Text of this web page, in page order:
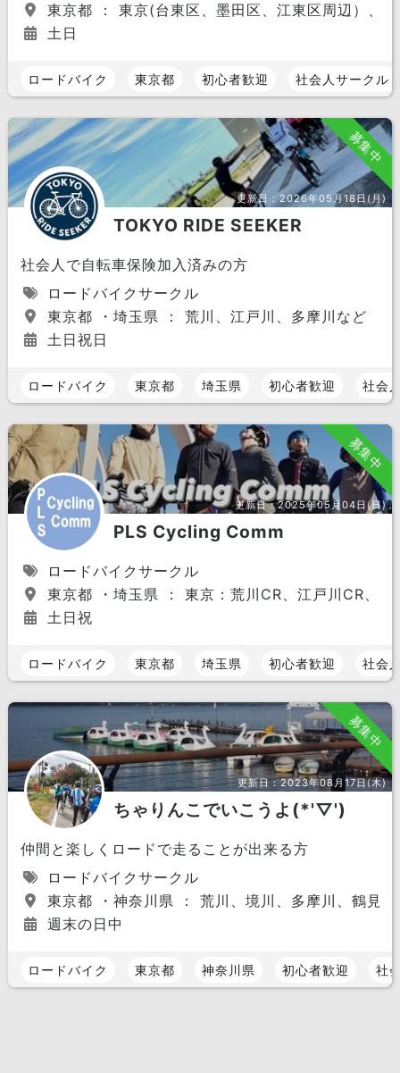
東京都 ： 東京(台東区、墨田区、江東区周辺）、
土日
ロードバイク 東京都 初心者歓迎 社会人サークル
募集中
更新日：2026年05月18日(月)
TOKYO RIDE SEEKER
社会人で自転車保険加入済みの方
ロードバイクサークル
東京都 ・埼玉県 ： 荒川、江戸川、多摩川など
土日祝日
ロードバイク 東京都 埼玉県 初心者歓迎 社会
募集中
更新日：2025年05月04日(日)
PLS Cycling Comm
ロードバイクサークル
東京都 ・埼玉県 ： 東京：荒川CR、江戸川CR、
土日祝
ロードバイク 東京都 埼玉県 初心者歓迎 社会
募集中
更新日：2023年08月17日(木)
ちゃりんこでいこうよ(*'▽')
仲間と楽しくロードで走ることが出来る方
ロードバイクサークル
東京都 ・神奈川県 ： 荒川、境川、多摩川、鶴見
週末の日中
ロードバイク 東京都 神奈川県 初心者歓迎 社